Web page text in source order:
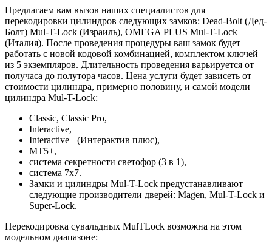
Предлагаем вам вызов наших специалистов для
перекодировки цилиндров следующих замков: Dead-Bolt (Дед-
Болт) Mul-T-Lock (Израиль), OMEGA PLUS Mul-T-Lock
(Италия). После проведения процедуры ваш замок будет
работать с новой кодовой комбинацией, комплектом ключей
из 5 экземпляров. Длительность проведения варьируется от
получаса до полутора часов. Цена услуги будет зависеть от
стоимости цилиндра, примерно половину, и самой модели
цилиндра Mul-T-Lock:
Classic, Classic Pro,
Interactive,
Interactive+ (Интерактив плюс),
MT5+,
система секретности светофор (3 в 1),
система 7х7.
Замки и цилиндры Mul-T-Lock предустанавливают
следующие производители дверей: Magen, Mul-T-Lock и
Super-Lock.
Перекодировка сувальдных MulTLock возможна на этом
модельном диапазоне: